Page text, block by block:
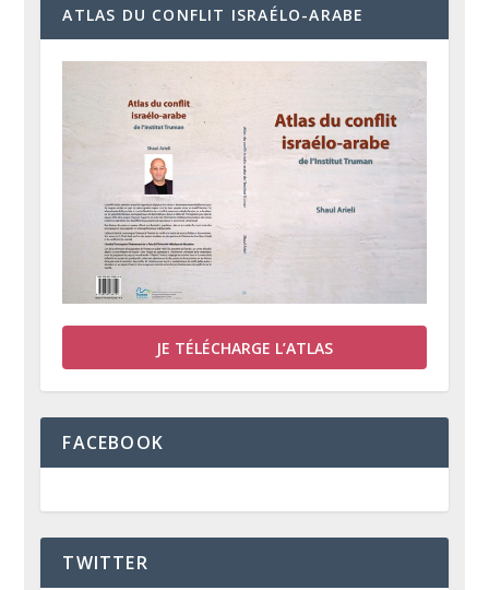
ATLAS DU CONFLIT ISRAÉLO-ARABE
JE TÉLÉCHARGE L’ATLAS
FACEBOOK
TWITTER